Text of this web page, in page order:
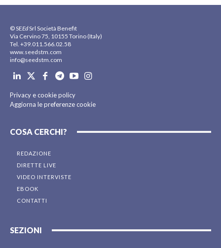
© SEEdSrl Società Benefit
Via Cervino 75, 10155 Torino (Italy)
Tel. +39.011.566.02.58
www.seedstm.com
info@seedstm.com
Privacy e cookie policy
Aggiorna le preferenze cookie
COSA CERCHI?
REDAZIONE
DIRETTE LIVE
VIDEO INTERVISTE
EBOOK
CONTATTI
SEZIONI